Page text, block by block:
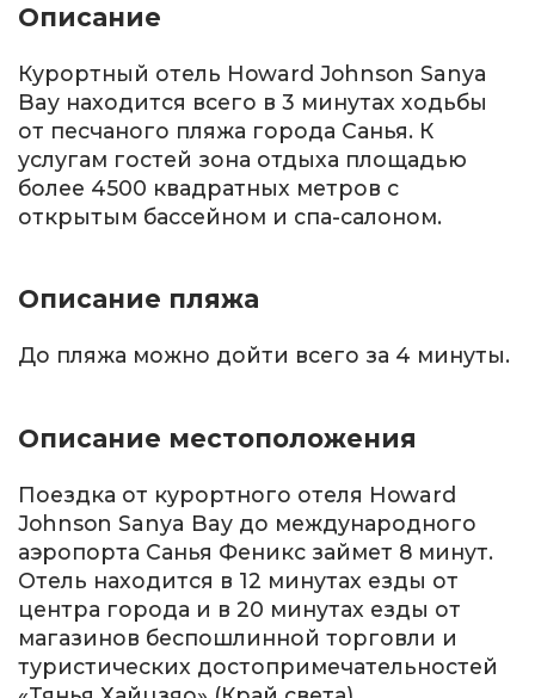
Описание
Курортный отель Howard Johnson Sanya
Bay находится всего в 3 минутах ходьбы
от песчаного пляжа города Санья. К
услугам гостей зона отдыха площадью
более 4500 квадратных метров с
открытым бассейном и спа-салоном.
Описание пляжа
До пляжа можно дойти всего за 4 минуты.
Описание местоположения
Поездка от курортного отеля Howard
Johnson Sanya Bay до международного
аэропорта Санья Феникс займет 8 минут.
Отель находится в 12 минутах езды от
центра города и в 20 минутах езды от
магазинов беспошлинной торговли и
туристических достопримечательностей